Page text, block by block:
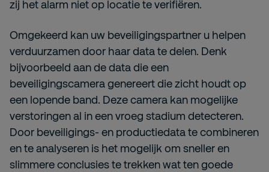
zij het alarm niet op locatie te verifiëren.
Omgekeerd kan uw beveiligingspartner u helpen
verduurzamen door haar data te delen. Denk
bijvoorbeeld aan de data die een
beveiligingscamera genereert die zicht houdt op
een lopende band. Deze camera kan mogelijke
verstoringen al in een vroeg stadium detecteren.
Door beveiligings- en productiedata te combineren
en te analyseren is het mogelijk om sneller en
slimmere conclusies te trekken wat ten goede